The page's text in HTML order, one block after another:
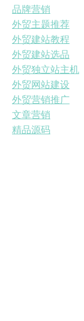
品牌营销
外贸主题推荐
外贸建站教程
外贸建站选品
外贸独立站主机
外贸网站建设
外贸营销推广
文章营销
精品源码